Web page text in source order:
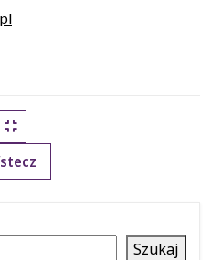
pełny link
Kopiuj krótki link
Szukaj